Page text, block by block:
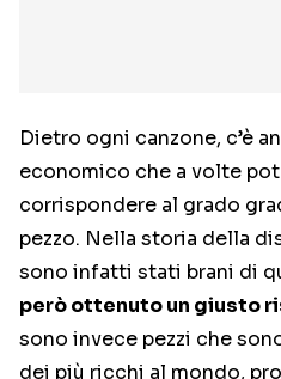
Dietro ogni canzone, c’è
economico che a volte
corrispondere al grado
pezzo. Nella storia della
sono infatti stati brani di
però ottenuto un giusto
sono invece pezzi che
dei più ricchi al mondo,